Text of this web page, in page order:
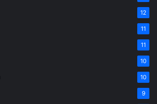
12
11
11
10
10
9